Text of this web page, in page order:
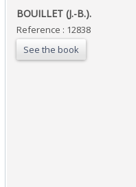
‎BOUILLET (J.-B.).‎
Reference : 12838
See the book